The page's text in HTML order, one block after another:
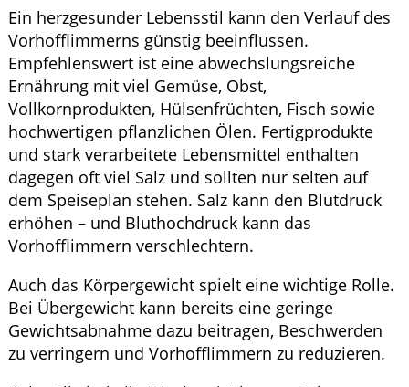
Ein herzgesunder Lebensstil kann den Verlauf des
Vorhofflimmerns günstig beeinflussen.
Empfehlenswert ist eine abwechslungsreiche
Ernährung mit viel Gemüse, Obst,
Vollkornprodukten, Hülsenfrüchten, Fisch sowie
hochwertigen pflanzlichen Ölen. Fertigprodukte
und stark verarbeitete Lebensmittel enthalten
dagegen oft viel Salz und sollten nur selten auf
dem Speiseplan stehen. Salz kann den Blutdruck
erhöhen – und Bluthochdruck kann das
Vorhofflimmern verschlechtern.
Auch das Körpergewicht spielt eine wichtige Rolle.
Bei Übergewicht kann bereits eine geringe
Gewichtsabnahme dazu beitragen, Beschwerden
zu verringern und Vorhofflimmern zu reduzieren.